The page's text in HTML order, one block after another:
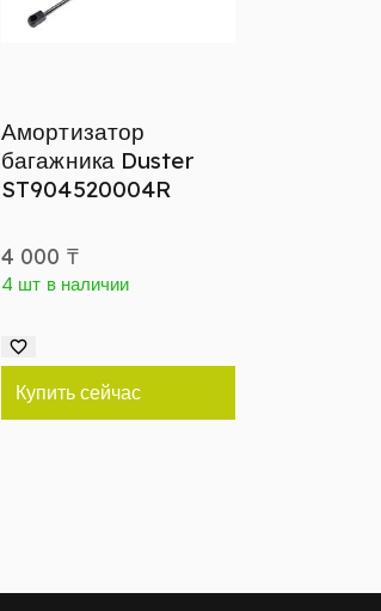
Амортизатор
багажника Duster
ST904520004R
4 000 ₸
4 шт в наличии
Купить сейчас